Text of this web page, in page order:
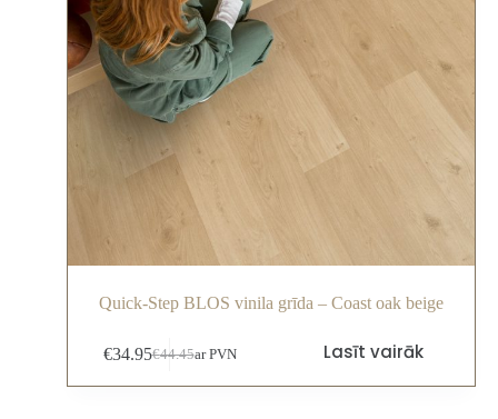
Quick-Step BLOS vinila grīda – Coast oak beige
€44.45
€34.95 ar PVN Lasīt vairāk